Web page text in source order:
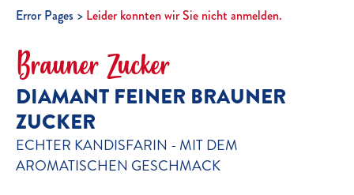
Error Pages Leider konnten wir Sie nicht anmelden.
Brauner Zucker
DIAMANT FEINER BRAUNER
ZUCKER
ECHTER KANDISFARIN - MIT DEM
AROMATISCHEN GESCHMACK